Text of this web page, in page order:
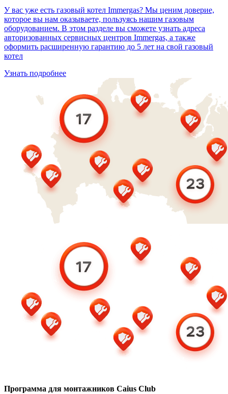
У вас уже есть газовый котел Immergas? Мы ценим доверие,
которое вы нам оказываете, пользуясь нашим газовым
оборудованием. В этом разделе вы сможете узнать адреса
авторизованных сервисных центров Immergas, а также
оформить расширенную гарантию до 5 лет на свой газовый
котел
Узнать подробнее
Программа для монтажников Caius Club